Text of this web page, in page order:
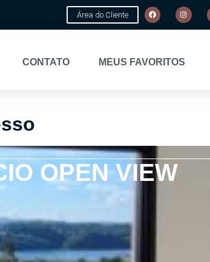
Área do Cliente
CONTATO MEUS FAVORITOS
OPEN VIEW